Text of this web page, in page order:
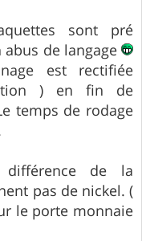
sont pré
de langage
est rectifiée
) en fin de
temps de rodage
de la
pas de nickel. (
le porte monnaie